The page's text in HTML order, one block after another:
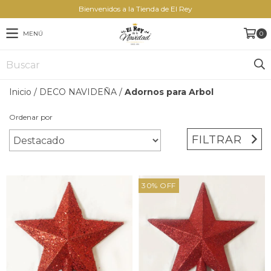
Bienvenidos a la Tienda de El Rey
MENÚ 0
Inicio / DECO NAVIDEÑA / Adornos para Arbol
Ordenar por
FILTRAR
30% OFF